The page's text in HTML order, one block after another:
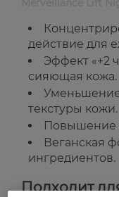
действие для
Эффект «+2
сияющая кожа.
текстуры кожи.
Повышение
Веганская
ингредиентов.
Подходит